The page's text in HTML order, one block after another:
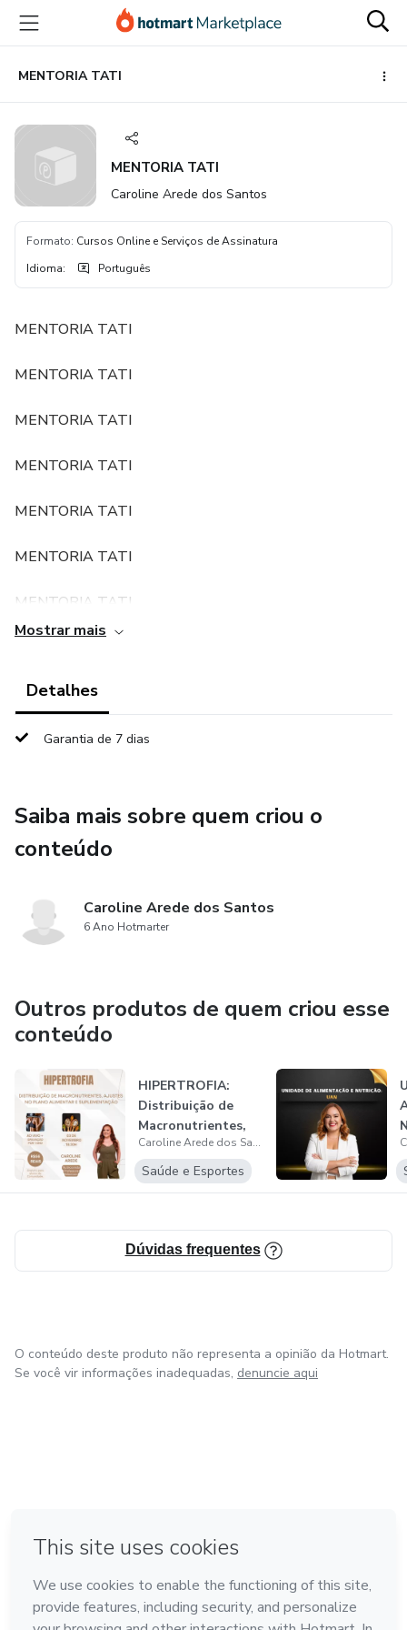
para
conteúdo
principal
para
pagamento
para
rodapé
MENTORIA TATI
MENTORIA TATI
Caroline Arede dos Santos
Formato: Cursos Online e Serviços de Assinatura
Idioma: Português
MENTORIA TATI
MENTORIA TATI
MENTORIA TATI
MENTORIA TATI
MENTORIA TATI
MENTORIA TATI
MENTORIA TATI
MENTORIA TATI
MENTORIA TATIMENTORIA TATI
MENTORIA TATI
MENTORIA TATIMENTORIA TATI
Mostrar mais
Detalhes
Garantia de 7 dias
Saiba mais sobre quem criou o
conteúdo
Caroline Arede dos Santos
6 Ano Hotmarter
Outros produtos de quem criou esse
conteúdo
HIPERTROFIA:
Distribuição de
Macronutrientes,
Ajustes no Pla...
Caroline Arede dos Santos
Saúde e Esportes
Dúvidas frequentes
O conteúdo deste produto não representa a opinião da Hotmart.
Se você vir informações inadequadas, denuncie aqui
Feito com ❤ em Bogotá